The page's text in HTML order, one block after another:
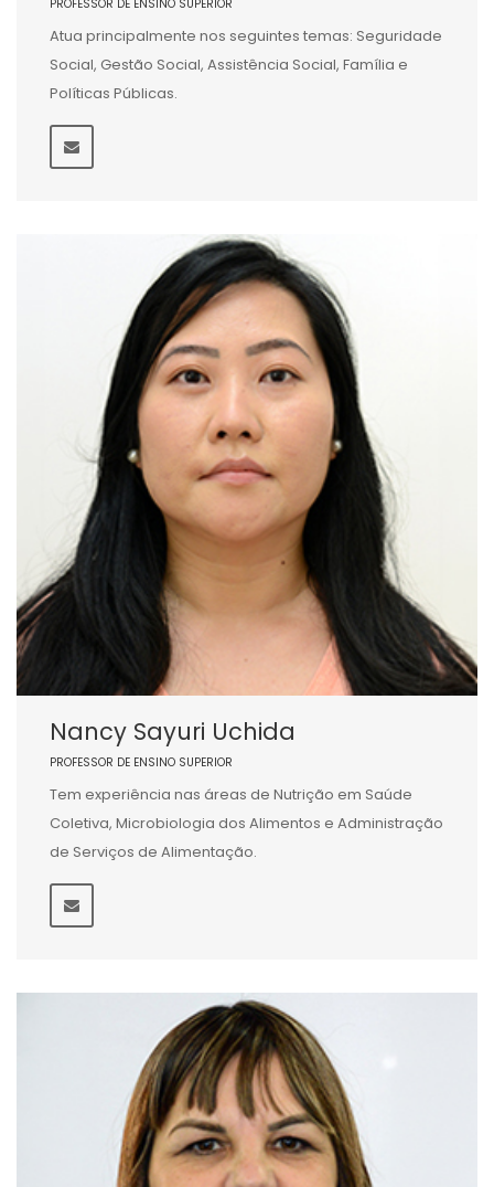
PROFESSOR DE ENSINO SUPERIOR
Atua principalmente nos seguintes temas: Seguridade
Social, Gestão Social, Assistência Social, Família e
Políticas Públicas.
Nancy Sayuri Uchida
PROFESSOR DE ENSINO SUPERIOR
Tem experiência nas áreas de Nutrição em Saúde
Coletiva, Microbiologia dos Alimentos e Administração
de Serviços de Alimentação.